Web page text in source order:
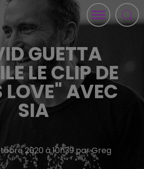
GUETTA
LE CLIP DE
LOVE" AVEC
SIA
2020 à 10h39 par Greg